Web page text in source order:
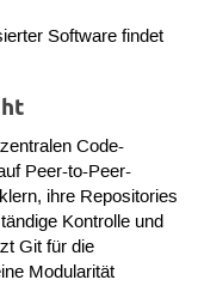
Software findet
Code-
Peer-to-Peer-
ihre Repositories
Kontrolle und
Git für die
Modularität